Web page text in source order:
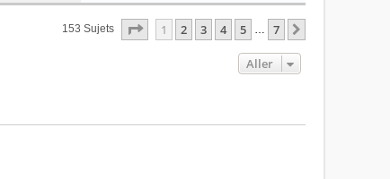
153 Sujets Page Sur7
1 2 3 4 5 … 7
Aller